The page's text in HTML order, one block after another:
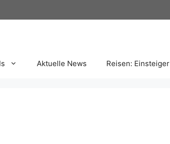
Aktuelle News Reisen: Einsteiger